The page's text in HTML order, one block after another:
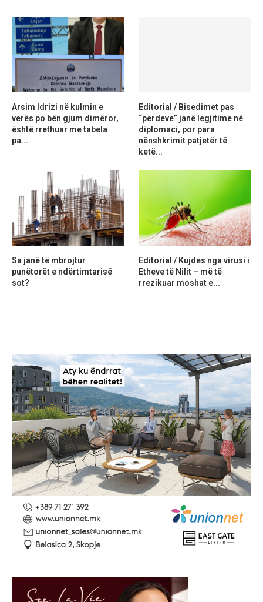
Arsim Idrizi në kulmin e
verës po bën gjum dimëror,
është rrethuar me tabela
pa...
Editorial / Bisedimet pas
“perdeve” janë legjitime në
diplomaci, por para
nënshkrimit patjetër të
ketë...
Sa janë të mbrojtur
punëtorët e ndërtimtarisë
sot?
Editorial / Kujdes nga virusi i
Etheve të Nilit – më të
rrezikuar moshat e...